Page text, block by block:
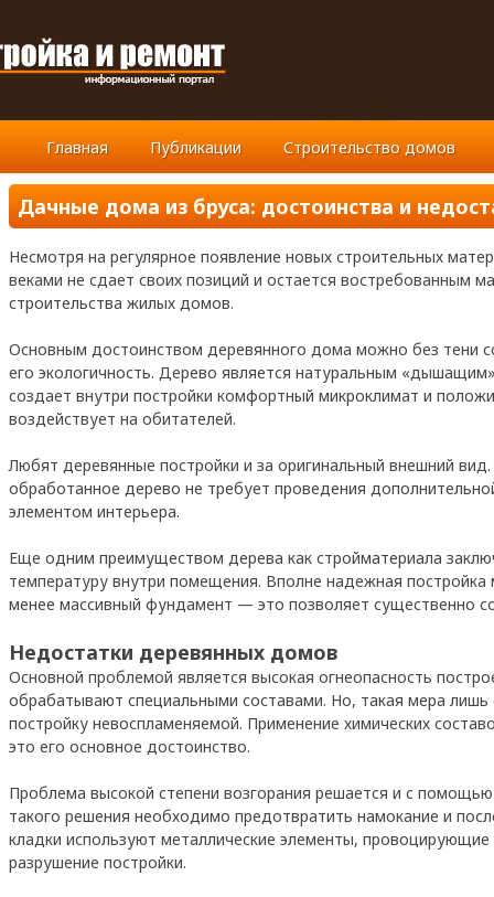
Главная Публикации Строительство домов
Дачные дома из бруса: достоинства и
Несмотря на регулярное появление новых строительных
веками не сдает своих позиций и остается востребованным
строительства жилых домов.
Основным достоинством деревянного дома можно без тени
его экологичность. Дерево является натуральным
создает внутри постройки комфортный микроклимат и
воздействует на обитателей.
Любят деревянные постройки и за оригинальный внешний вид.
обработанное дерево не требует проведения
элементом интерьера.
Еще одним преимуществом дерева как стройматериала
температуру внутри помещения. Вполне надежная
менее массивный фундамент — это позволяет существенно
Недостатки деревянных домов
Основной проблемой является высокая огнеопасность
обрабатывают специальными составами. Но, такая мера
постройку невоспламеняемой. Применение химических
это его основное достоинство.
Проблема высокой степени возгорания решается и с
такого решения необходимо предотвратить намокание и
кладки используют металлические элементы,
разрушение постройки.